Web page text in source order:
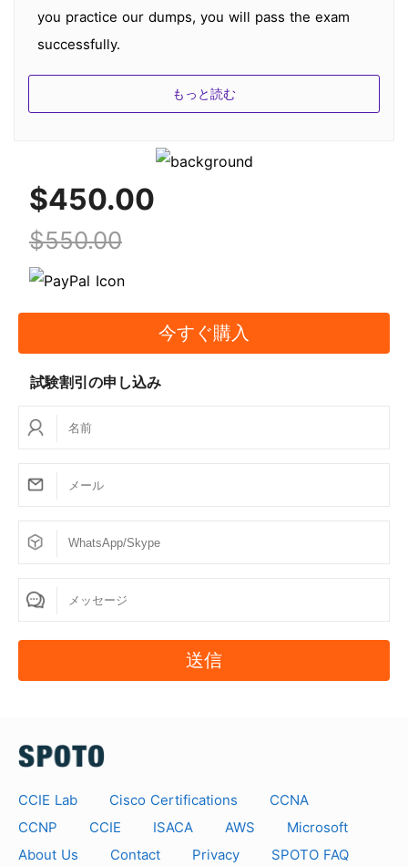
you practice our dumps, you will pass the exam
successfully.
3.自分の製品が最新であることを知るにはどうしたら
よいですか？
すべての製品は完全に更新され、私たちの問題集はリ
モートサーバー上で最新のものです。問題集に更新が
ある場合、私たちのサービスは、電子メールで通知さ
を暖かくなります。
4.製品のアップデートの頻度を教えてください。
弊社の製品はすべてプロダクトマネージャーによって
週単位で見直されています。もし、ある認証ベンダー
が試験の問題を変更したら、弊社の製品もそれに応じ
私達はあなたのサービス時間の間に自由な更新を提供
を練習することをお勧めします。
サービス期間が終了し、料金を支払ってサービス期間
を延長することができる場合
The written dumps format is
8.問題集の練習はどうすればいいのですか？
書き込まれた問題集は、リモートサーバーで練習しま
す。当社のリモートサーバーは、学習/復習のために1
日24時間のアクセスを提供します。お支払いの後、リ
もっと読む
$450.00
$550.00
今すぐ購入
試験割引の申し込み
送信
CCIE Lab Cisco Certifications
CCNA
CCNP
CCIE ISACA AWS
Microsoft
About Us
Contact Privacy SPOTO FAQ